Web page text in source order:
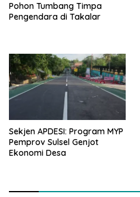
Pohon Tumbang Timpa
Pengendara di Takalar
Sekjen APDESI: Program MYP
Pemprov Sulsel Genjot
Ekonomi Desa